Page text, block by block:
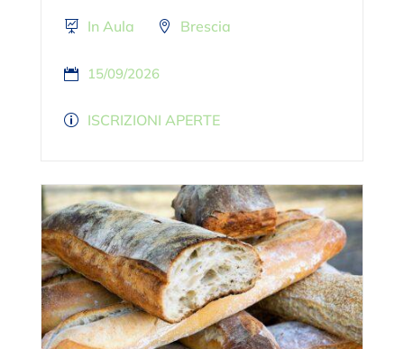
In Aula Brescia
15/09/2026
ISCRIZIONI APERTE